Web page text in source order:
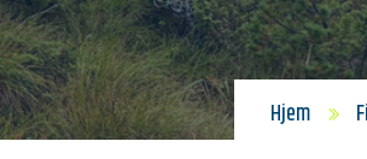
Hjem